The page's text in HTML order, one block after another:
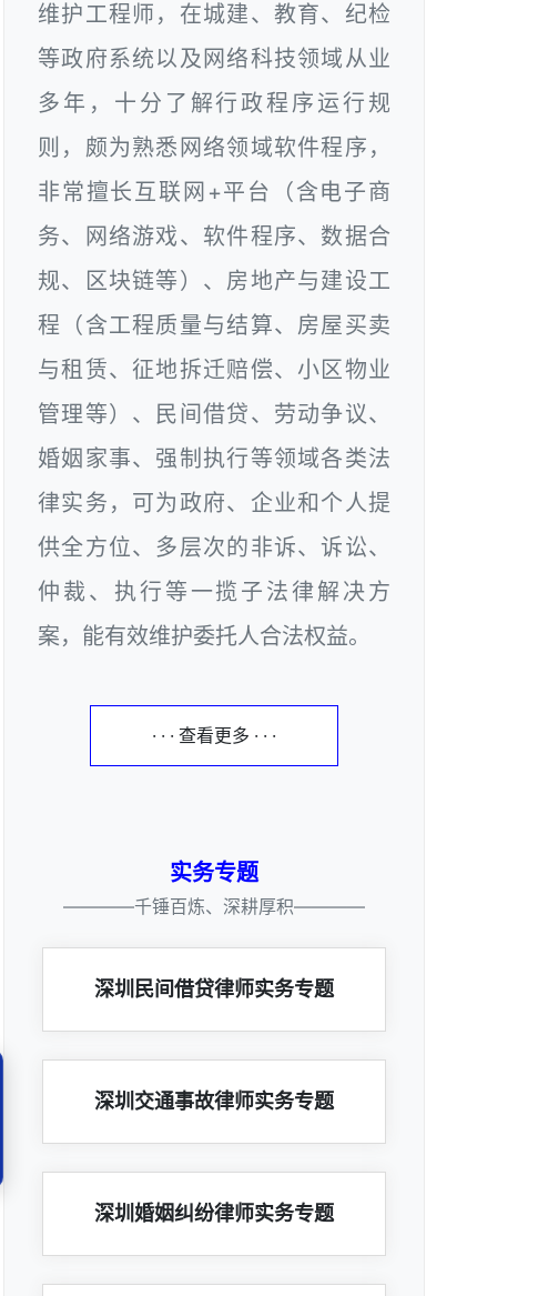
维护工程师，在城建、教育、纪检
等政府系统以及网络科技领域从业
多年，十分了解行政程序运行规
则，颇为熟悉网络领域软件程序，
非常擅长互联网+平台（含电子商
务、网络游戏、软件程序、数据合
规、区块链等）、房地产与建设工
程（含工程质量与结算、房屋买卖
与租赁、征地拆迁赔偿、小区物业
管理等）、民间借贷、劳动争议、
婚姻家事、强制执行等领域各类法
律实务，可为政府、企业和个人提
供全方位、多层次的非诉、诉讼、
仲裁、执行等一揽子法律解决方
案，能有效维护委托人合法权益。
· · · 查看更多 · · ·
实务专题
————千锤百炼、深耕厚积————
深圳民间借贷律师实务专题
深圳交通事故律师实务专题
深圳婚姻纠纷律师实务专题